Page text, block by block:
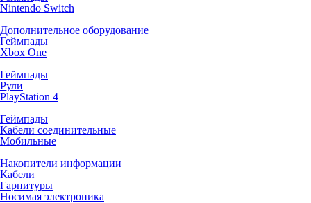
Nintendo Switch
Дополнительное оборудование
Геймпады
Xbox One
Геймпады
Рули
PlayStation 4
Геймпады
Кабели соединительные
Мобильные
Накопители информации
Кабели
Гарнитуры
Носимая электроника